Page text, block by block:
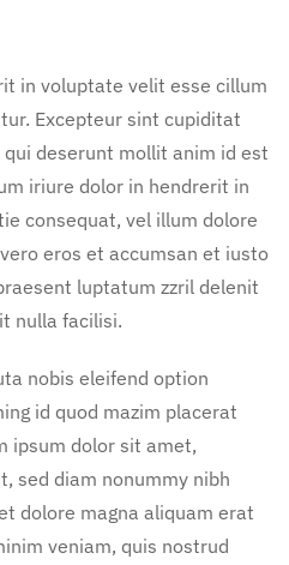
in voluptate velit esse cillum
Excepteur sint cupiditat
deserunt mollit anim id est
iriure dolor in hendrerit in
consequat, vel illum dolore
eros et accumsan et iusto
luptatum zzril delenit
nulla facilisi.
nobis eleifend option
id quod mazim placerat
ipsum dolor sit amet,
sed diam nonummy nibh
dolore magna aliquam erat
veniam, quis nostrud